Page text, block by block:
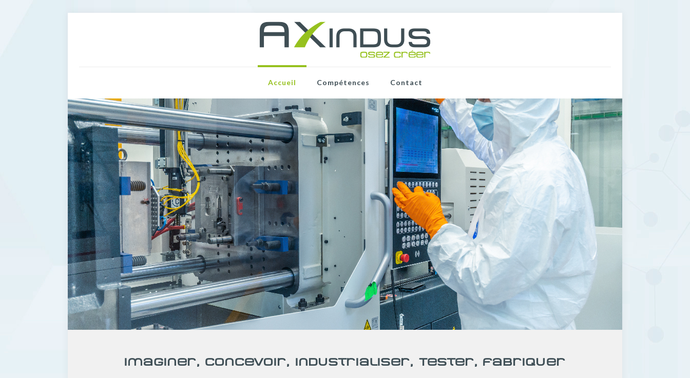
Accueil Compétences Contact
Imaginer, Concevoir, Industrialiser, Tester, Fabriquer